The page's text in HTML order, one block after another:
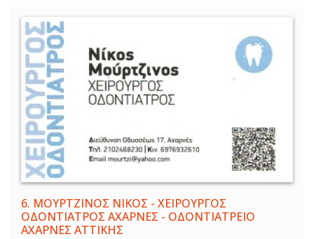
6. ΜΟΥΡΤΖΙΝΟΣ ΝΙΚΟΣ - ΧΕΙΡΟΥΡΓΟΣ
ΟΔΟΝΤΙΑΤΡΟΣ ΑΧΑΡΝΕΣ - ΟΔΟΝΤΙΑΤΡΕΙΟ
ΑΧΑΡΝΕΣ ΑΤΤΙΚΗΣ